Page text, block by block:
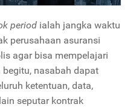
period ialah jangka waktu
perusahaan asuransi
agar bisa mempelajari
nasabah dapat
ketentuan, data,
seputar kontrak